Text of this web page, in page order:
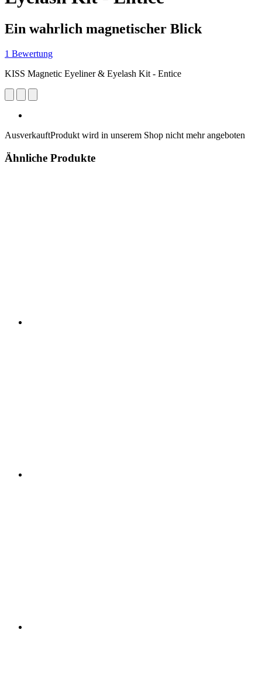
Ein wahrlich magnetischer Blick
1 Bewertung
KISS Magnetic Eyeliner & Eyelash Kit - Entice
AusverkauftProdukt wird in unserem Shop nicht mehr angeboten
Ähnliche Produkte